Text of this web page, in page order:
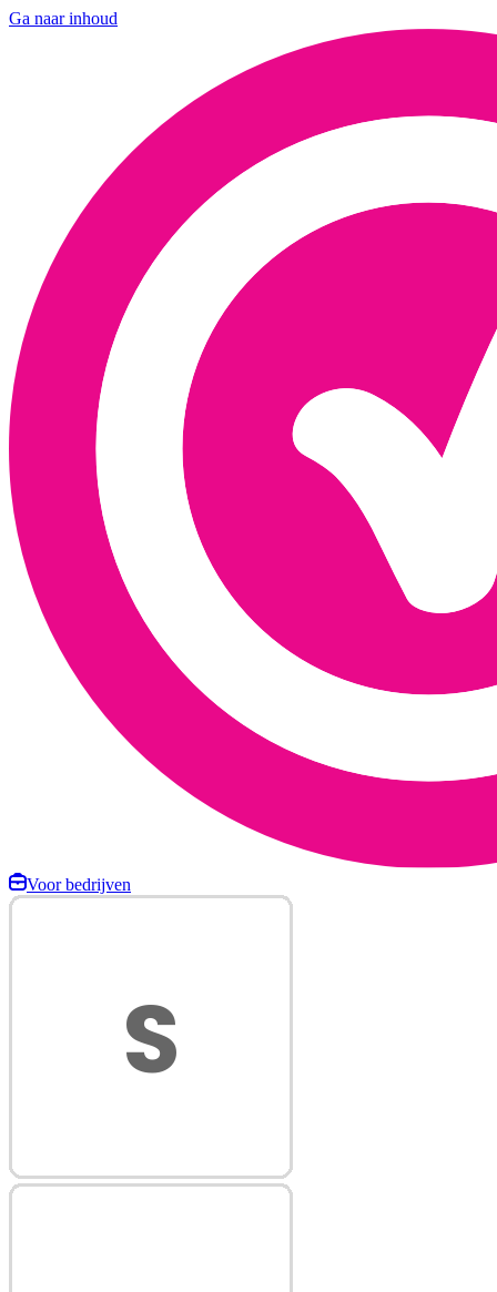
Ga naar inhoud
Voor bedrijven